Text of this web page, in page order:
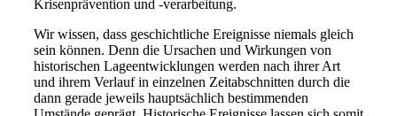
Krisenprävention und -verarbeitung.
Wir wissen, dass geschichtliche Ereignisse niemals gleich
sein können. Denn die Ursachen und Wirkungen von
historischen Lageentwicklungen werden nach ihrer Art
und ihrem Verlauf in einzelnen Zeitabschnitten durch die
dann gerade jeweils hauptsächlich bestimmenden